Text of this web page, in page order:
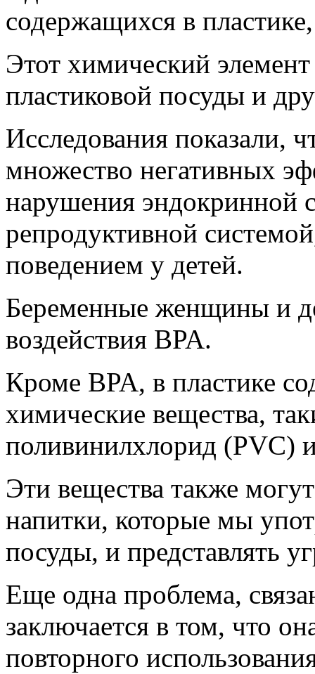
содержащихся в
Этот химический элемент
пластиковой посуды и
Исследования показали,
множество негативных
нарушения эндокринной
репродуктивной
поведением у детей.
Беременные женщины и
воздействия BPA.
Кроме BPA, в пластике
химические вещества,
поливинилхлорид (PVC)
Эти вещества также
напитки, которые мы
посуды, и представлять
Еще одна проблема,
заключается в том, что
повторного